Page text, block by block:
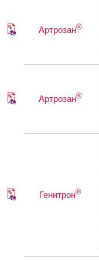
Артрозан®
Артрозан®
Генитрон®